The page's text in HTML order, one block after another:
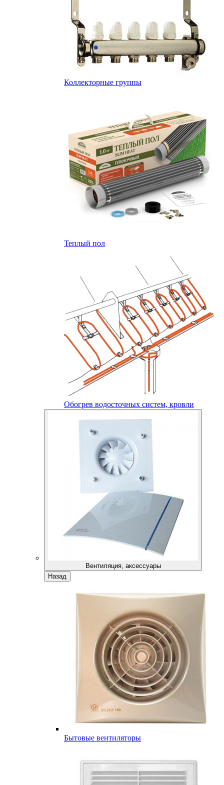
Коллекторные группы
Теплый пол
Обогрев водосточных систем, кровли
Вентиляция, аксессуары
Назад
Бытовые вентиляторы